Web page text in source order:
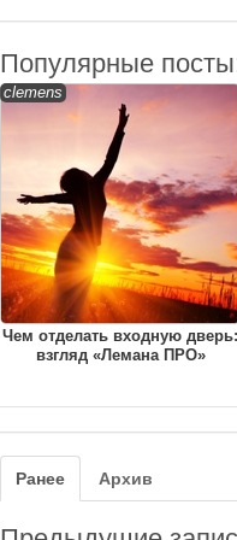
Популярные
clemens
Чем отделать входную дверь:
взгляд «Лемана ПРО»
Ранее Архив